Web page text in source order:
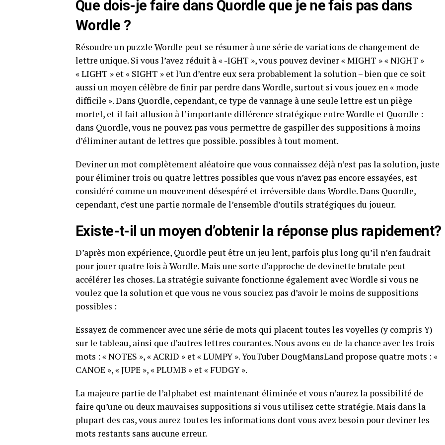
Que dois-je faire dans Quordle que je ne fais pas dans
Wordle ?
Résoudre un puzzle Wordle peut se résumer à une série de variations de changement de
lettre unique. Si vous l’avez réduit à « -IGHT », vous pouvez deviner « MIGHT » « NIGHT »
« LIGHT » et « SIGHT » et l’un d’entre eux sera probablement la solution – bien que ce soit
aussi un moyen célèbre de finir par perdre dans Wordle, surtout si vous jouez en « mode
difficile ». Dans Quordle, cependant, ce type de vannage à une seule lettre est un piège
mortel, et il fait allusion à l’importante différence stratégique entre Wordle et Quordle :
dans Quordle, vous ne pouvez pas vous permettre de gaspiller des suppositions à moins
d’éliminer autant de lettres que possible. possibles à tout moment.
Deviner un mot complètement aléatoire que vous connaissez déjà n’est pas la solution, juste
pour éliminer trois ou quatre lettres possibles que vous n’avez pas encore essayées, est
considéré comme un mouvement désespéré et irréversible dans Wordle. Dans Quordle,
cependant, c’est une partie normale de l’ensemble d’outils stratégiques du joueur.
Existe-t-il un moyen d’obtenir la réponse plus rapidement?
D’après mon expérience, Quordle peut être un jeu lent, parfois plus long qu’il n’en faudrait
pour jouer quatre fois à Wordle. Mais une sorte d’approche de devinette brutale peut
accélérer les choses. La stratégie suivante fonctionne également avec Wordle si vous ne
voulez que la solution et que vous ne vous souciez pas d’avoir le moins de suppositions
possibles :
Essayez de commencer avec une série de mots qui placent toutes les voyelles (y compris Y)
sur le tableau, ainsi que d’autres lettres courantes. Nous avons eu de la chance avec les trois
mots : « NOTES », « ACRID » et « LUMPY ». YouTuber DougMansLand propose quatre mots : «
CANOE », « JUPE », « PLUMB » et « FUDGY ».
La majeure partie de l’alphabet est maintenant éliminée et vous n’aurez la possibilité de
faire qu’une ou deux mauvaises suppositions si vous utilisez cette stratégie. Mais dans la
plupart des cas, vous aurez toutes les informations dont vous avez besoin pour deviner les
mots restants sans aucune erreur.